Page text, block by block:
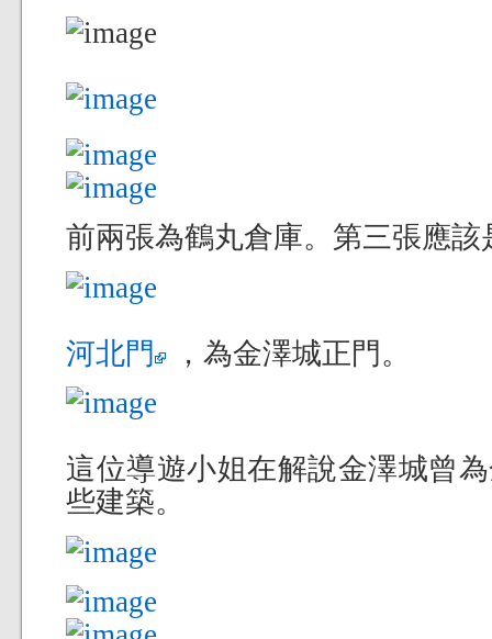
前兩張為鶴丸倉庫。第三張應
河北門 ，為金澤城正門。
這位導遊小姐在解說金澤城曾
些建築。